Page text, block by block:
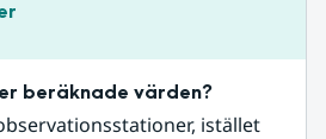
beräknade värden?
istället